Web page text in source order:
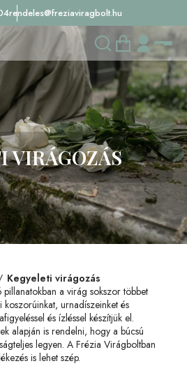
rendeles@freziaviragbolt.hu
VIRÁGOZÁS
Kegyeleti virágozás
a virág sokszor többet
urnadíszeinket és
és ízléssel készítjük el.
alapján is rendelni, hogy a búcsú
legyen. A Frézia Virágboltban
is lehet szép.